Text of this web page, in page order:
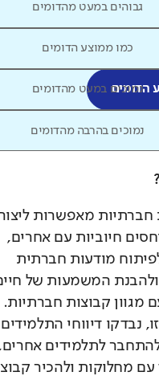
גבוהים במעט מהדומים
כמו ממוצע הדומים
הדומים
נמוכים במעט מהדומים
נמוכים בהרבה מהדומים
חברתיות מאפשרות
חיוביות עם אחרים,
מודעות חברתית
ולהבנת המשמעות של
מגוון קבוצות חברתיות.
נבדקו דיווחי
לתלמידים
מחלוקות ולהכיר